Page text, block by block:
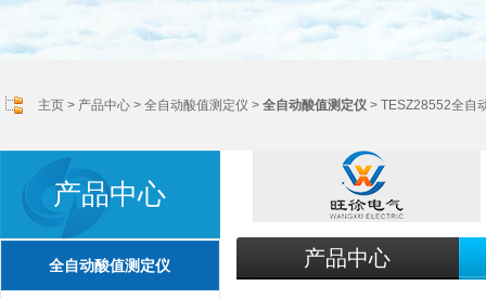
主页 > 产品中心 > 全自动酸值测定仪 > 全自动酸值测定仪 > TESZ28552全自
产品中心
全自动酸值测定仪 产品中心